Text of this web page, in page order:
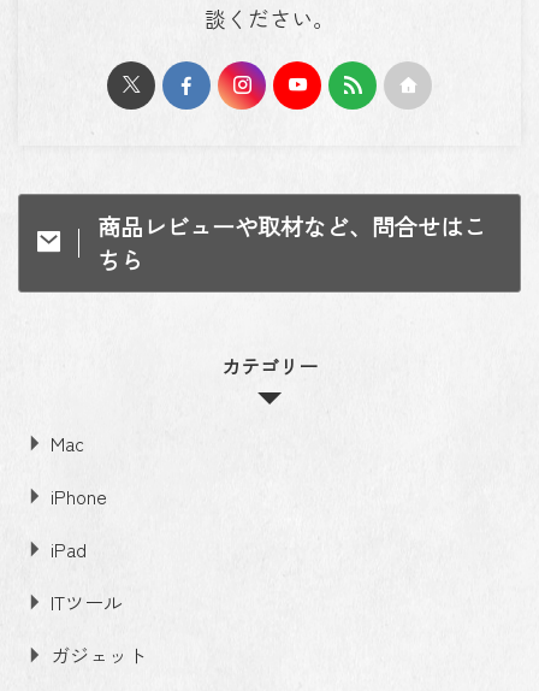
談ください。
商品レビューや取材など、問合せはこ
ちら
カテゴリー
Mac
iPhone
iPad
ITツール
ガジェット